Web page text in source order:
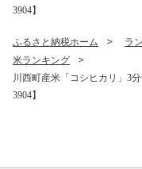
3904】
ふるさと納税ホーム ラ
米ランキング
川西町産米「コシヒカリ」3
3904】